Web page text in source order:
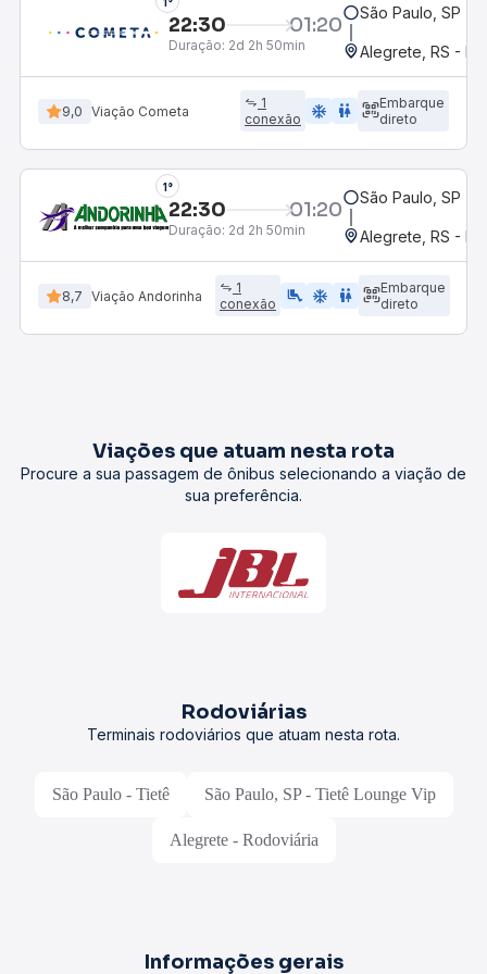
1°
22:30 01:20
Duração: 2d 2h 50min
São Paulo, SP -
Alegrete, RS -
9,0 Viação Cometa
1
conexão
ac_unit wc
Embarque
direto
1°
22:30 01:20
Duração: 2d 2h 50min
São Paulo, SP -
Alegrete, RS -
8,7 Viação Andorinha
1
conexão
airline_seat_legroom_extra ac_unit wc
Embarque
direto
Viações que atuam nesta rota
Procure a sua passagem de ônibus selecionando a viação de
sua preferência.
Rodoviárias
Terminais rodoviários que atuam nesta rota.
São Paulo - Tietê São Paulo, SP - Tietê Lounge Vip
Alegrete - Rodoviária
Informações gerais